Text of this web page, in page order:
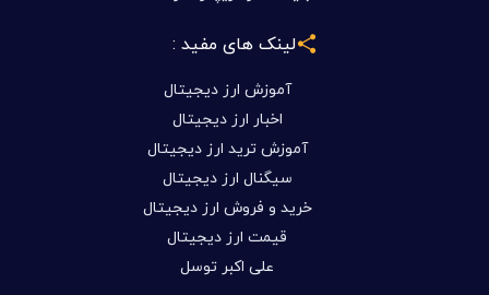
تبلیغات در کریپتونگار
لینک های مفید :
آموزش ارز دیجیتال
اخبار ارز دیجیتال
آموزش ترید ارز دیجیتال
سیگنال ارز دیجیتال
خرید و فروش ارز دیجیتال
قیمت ارز دیجیتال
علی اکبر توسل